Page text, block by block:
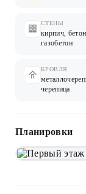
СТЕНЫ
кирпич,
газобетон
КРОВЛЯ
черепица
Планировки